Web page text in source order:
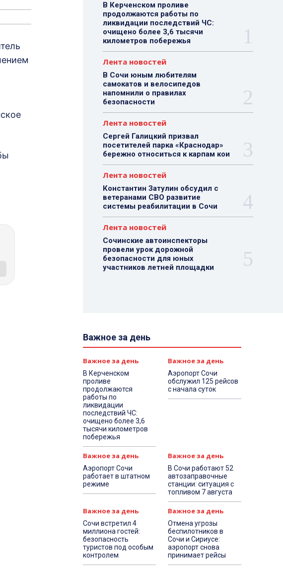
В Керченском проливе
продолжаются работы по
ликвидации последствий ЧС:
очищено более 3,6 тысячи
километров побережья
Лента новостей
В Сочи юным любителям
самокатов и велосипедов
напомнили о правилах
безопасности
Лента новостей
Сергей Галицкий призвал
посетителей парка «Краснодар»
бережно относиться к карпам кои
Лента новостей
Константин Затулин обсудил с
ветеранами СВО развитие
системы реабилитации в Сочи
Лента новостей
Сочинские автоинспекторы
провели урок дорожной
безопасности для юных
участников летней площадки
Важное за день
Важное за день
В Керченском
проливе
продолжаются
работы по
ликвидации
последствий ЧС:
очищено более 3,6
тысячи километров
побережья
Важное за день
Аэропорт Сочи
обслужил 125 рейсов
с начала суток
Важное за день
Аэропорт Сочи
работает в штатном
режиме
Важное за день
В Сочи работают 52
автозаправочные
станции: ситуация с
топливом 7 августа
Важное за день
Сочи встретил 4
миллиона гостей:
безопасность
туристов под особым
контролем
Важное за день
Отмена угрозы
беспилотников в
Сочи и Сириусе:
аэропорт снова
принимает рейсы